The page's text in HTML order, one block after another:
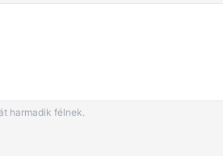
harmadik félnek.